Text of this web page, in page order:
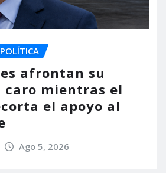
POLÍTICA
afrontan su
caro mientras el
el apoyo al
Ago 5, 2026